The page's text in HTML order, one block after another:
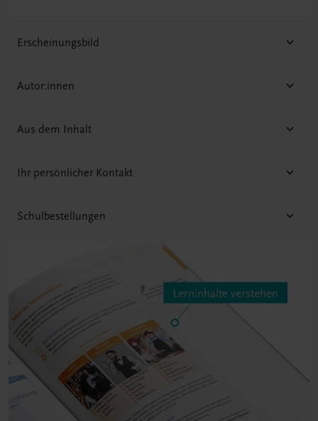
praktische Üben
Schüler/innen in allen Lebenssituationen.
Erscheinungsbild
Autor:innen
Aus dem Inhalt
Ihr persönlicher Kontakt
Schulbestellungen